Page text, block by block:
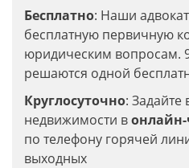
Бесплатно: Наши
бесплатную первичную
юридическим вопросам.
решаются одной
Круглосуточно: Задайте
недвижимости вонлайн-
по телефону горячей
выходных